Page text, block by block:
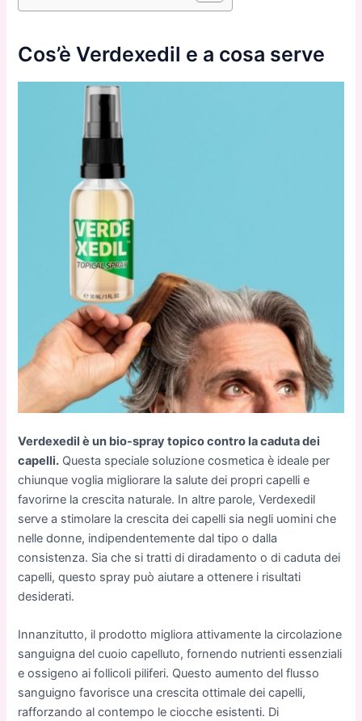
Cos’è Verdexedil e a cosa serve
Verdexedil è un bio-spray topico contro la caduta dei
capelli. Questa speciale soluzione cosmetica è ideale per
chiunque voglia migliorare la salute dei propri capelli e
favorirne la crescita naturale. In altre parole, Verdexedil
serve a stimolare la crescita dei capelli sia negli uomini che
nelle donne, indipendentemente dal tipo o dalla
consistenza. Sia che si tratti di diradamento o di caduta dei
capelli, questo spray può aiutare a ottenere i risultati
desiderati.
Innanzitutto, il prodotto migliora attivamente la circolazione
sanguigna del cuoio capelluto, fornendo nutrienti essenziali
e ossigeno ai follicoli piliferi. Questo aumento del flusso
sanguigno favorisce una crescita ottimale dei capelli,
rafforzando al contempo le ciocche esistenti. Di